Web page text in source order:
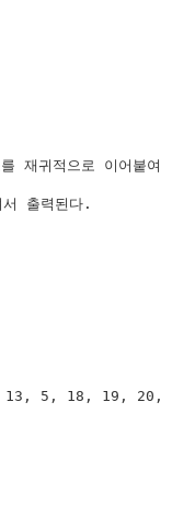
귀적으로 이어붙여
출력된다.
5, 18, 19,